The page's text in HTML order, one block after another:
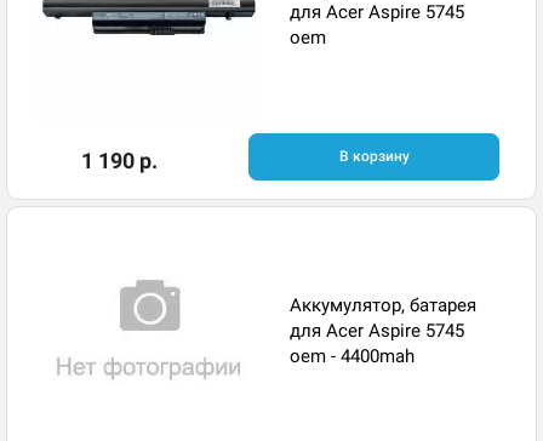
для Acer Aspire 5745
oem
1 190 р. В корзину
Аккумулятор, батарея
для Acer Aspire 5745
oem - 4400mah